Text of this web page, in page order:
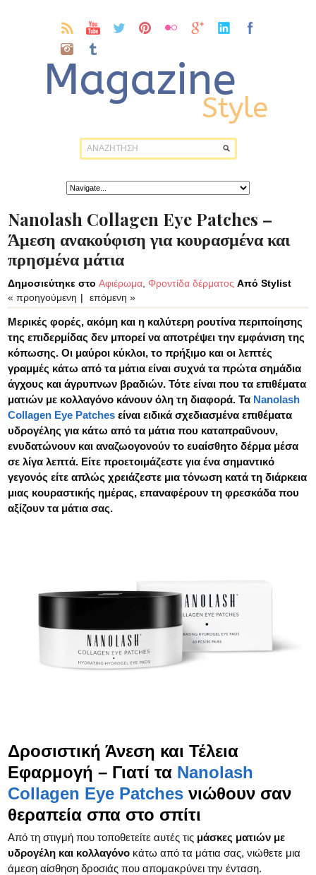
Nanolash Collagen Eye Patches –
Άμεση ανακούφιση για κουρασμένα και
πρησμένα μάτια
Δημοσιεύτηκε στοΑφιέρωμα ,Φροντίδα δέρματος Από Stylist
« προηγούμενη | επόμενη »
Μερικές φορές, ακόμη και η καλύτερη ρουτίνα περιποίησης
της επιδερμίδας δεν μπορεί να αποτρέψει την εμφάνιση της
κόπωσης. Οι μαύροι κύκλοι, το πρήξιμο και οι λεπτές
γραμμές κάτω από τα μάτια είναι συχνά τα πρώτα σημάδια
άγχους και άγρυπνων βραδιών. Τότε είναι που τα επιθέματα
ματιών με κολλαγόνο κάνουν όλη τη διαφορά. Τα Nanolash
Collagen Eye Patches είναι ειδικά σχεδιασμένα επιθέματα
υδρογέλης για κάτω από τα μάτια που καταπραΰνουν,
ενυδατώνουν και αναζωογονούν το ευαίσθητο δέρμα μέσα
σε λίγα λεπτά. Είτε προετοιμάζεστε για ένα σημαντικό
γεγονός είτε απλώς χρειάζεστε μια τόνωση κατά τη διάρκεια
μιας κουραστικής ημέρας, επαναφέρουν τη φρεσκάδα που
αξίζουν τα μάτια σας.
Δροσιστική Άνεση και Τέλεια
Εφαρμογή – Γιατί τα Nanolash
Collagen Eye Patches νιώθουν σαν
θεραπεία σπα στο σπίτι
Από τη στιγμή που τοποθετείτε αυτές τις μάσκες ματιών με
υδρογέλη και κολλαγόνο κάτω από τα μάτια σας, νιώθετε μια
άμεση αίσθηση δροσιάς που απομακρύνει την ένταση.